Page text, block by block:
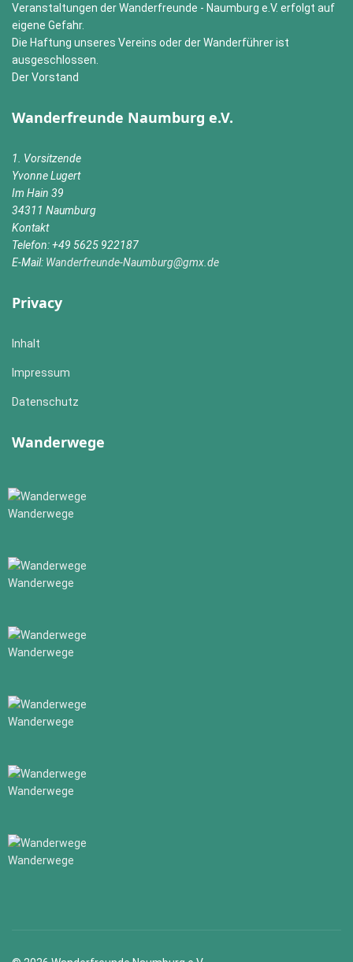
Veranstaltungen der Wanderfreunde - Naumburg e.V. erfolgt auf
eigene Gefahr.
Die Haftung unseres Vereins oder der Wanderführer ist
ausgeschlossen.
Der Vorstand
Wanderfreunde Naumburg e.V.
1. Vorsitzende
Yvonne Lugert
Im Hain 39
34311 Naumburg
Kontakt
Telefon: +49 5625 922187
E-Mail: Wanderfreunde-Naumburg@gmx.de
Privacy
Inhalt
Impressum
Datenschutz
Wanderwege
Wanderwege
Wanderwege
Wanderwege
Wanderwege
Wanderwege
Wanderwege